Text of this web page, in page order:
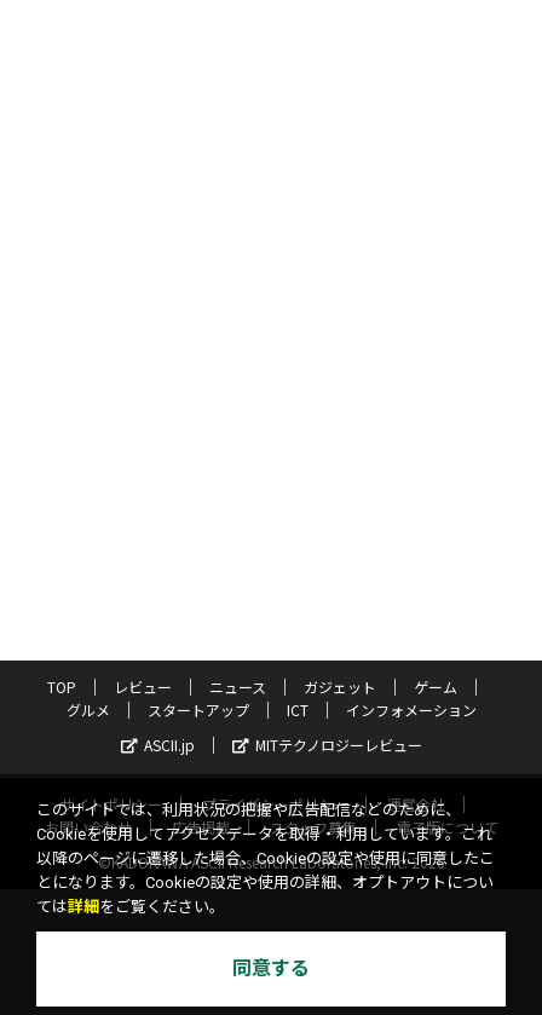
TOP レビュー ニュース ガジェット
ゲーム
グルメ
スタートアップ ICT
インフォメーション
ASCII.jp
MITテクノロジーレビュー
サイトポリシー プライバシーポリシー
運営会社
お問い合わせ
広告掲載 スタッフ募集
電子版について
©KADOKAWA ASCII Research Laboratories, Inc. 2026
このサイトでは、利用状況の把握や広告配信などのために、
Cookieを使用してアクセスデータを取得・利用しています。これ
以降のページに遷移した場合、Cookieの設定や使用に同意したこ
とになります。Cookieの設定や使用の詳細、オプトアウトについ
ては詳細 をご覧ください。
同意する